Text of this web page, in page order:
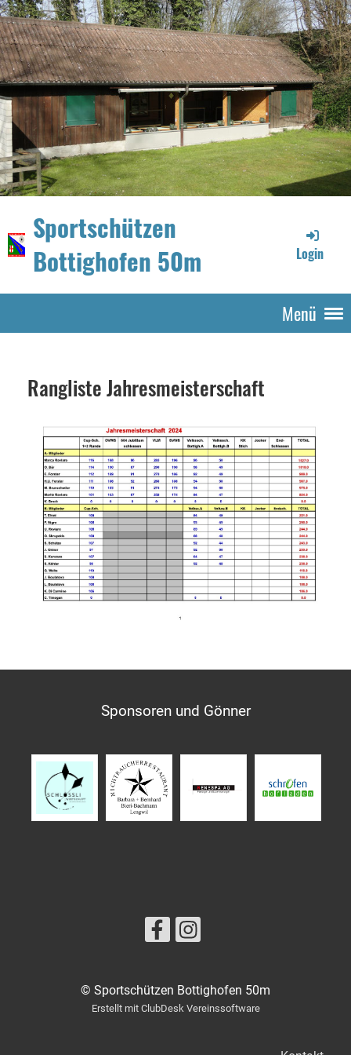
Sportschützen
Bottighofen 50m
Login
Menü
Rangliste Jahresmeisterschaft
Sponsoren und Gönner
© Sportschützen Bottighofen 50m
Erstellt mit ClubDesk Vereinssoftware